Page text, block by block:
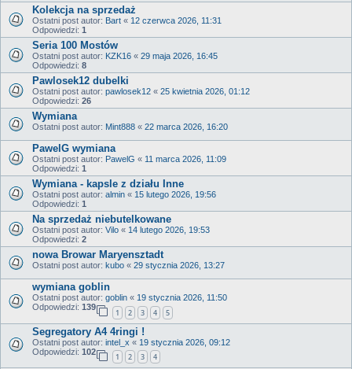
Kolekcja na sprzedaż
Ostatni post autor: Bart « 12 czerwca 2026, 11:31
Odpowiedzi: 1
Seria 100 Mostów
Ostatni post autor: KZK16 « 29 maja 2026, 16:45
Odpowiedzi: 8
Pawlosek12 dubelki
Ostatni post autor: pawlosek12 « 25 kwietnia 2026, 01:12
Odpowiedzi: 26
Wymiana
Ostatni post autor: Mint888 « 22 marca 2026, 16:20
PawelG wymiana
Ostatni post autor: PawelG « 11 marca 2026, 11:09
Odpowiedzi: 1
Wymiana - kapsle z działu Inne
Ostatni post autor: almin « 15 lutego 2026, 19:56
Odpowiedzi: 1
Na sprzedaż niebutelkowane
Ostatni post autor: Vilo « 14 lutego 2026, 19:53
Odpowiedzi: 2
nowa Browar Maryensztadt
Ostatni post autor: kubo « 29 stycznia 2026, 13:27
wymiana goblin
Ostatni post autor: goblin « 19 stycznia 2026, 11:50
Odpowiedzi: 139
1 2 3 4 5
Segregatory A4 4ringi !
Ostatni post autor: intel_x « 19 stycznia 2026, 09:12
Odpowiedzi: 102
1 2 3 4